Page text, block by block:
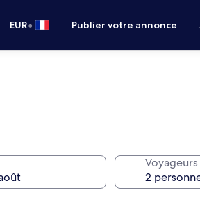
EUR• Publier votre annonce
Voyageurs